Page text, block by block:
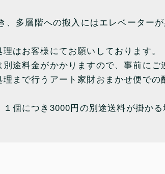
多層階への搬入にはエレベーター
はお客様にてお願いしております。
途料金がかかりますので、事前にご
まで行うアート家財おまかせ便で
個につき3000円の別途送料が掛か